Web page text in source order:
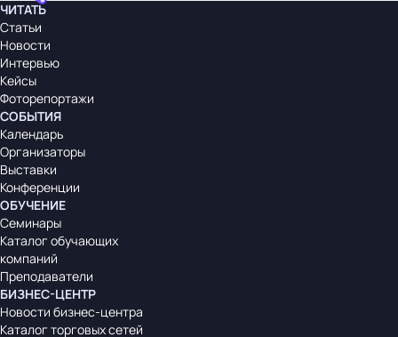
ЧИТАТЬ
Статьи
Новости
Интервью
Кейсы
Фоторепортажи
СОБЫТИЯ
Календарь
Организаторы
Выставки
Конференции
ОБУЧЕНИЕ
Семинары
Каталог обучающих
компаний
Преподаватели
БИЗНЕС-ЦЕНТР
Новости бизнес-центра
Каталог торговых сетей